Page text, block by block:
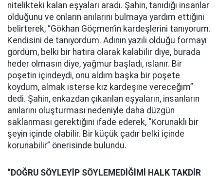
nitelikteki kalan eşyaları aradı. Şahin, tanıdığı insanlar
olduğunu ve onların anılarını bulmaya yardım ettiğini
belirterek, “Gökhan Göçmen’in kardeşlerini tanıyorum.
Kendisini de tanıyordum. Adının yazılı olduğu formayı
gördüm, belki bir hatıra olarak kalabilir diye, burada
heder olmasın diye, yağmur başladı, ıslanır. Bir
poşetin içindeydi, onu aldım başka bir poşete
koydum, almak isterse kız kardeşine vereceğim”
dedi. Şahin, enkazdan çıkarılan eşyaların, insanların
anılarını oluşturması nedeniyle daha düzgün
saklanması gerektiğini ifade ederek, “Korunaklı bir
şeyin içinde olabilir. Bir küçük çadır belki içinde
korunabilir” önerisinde bulundu.
“DOĞRU SÖYLEYİP SÖYLEMEDİĞİMİ HALK TAKDİR